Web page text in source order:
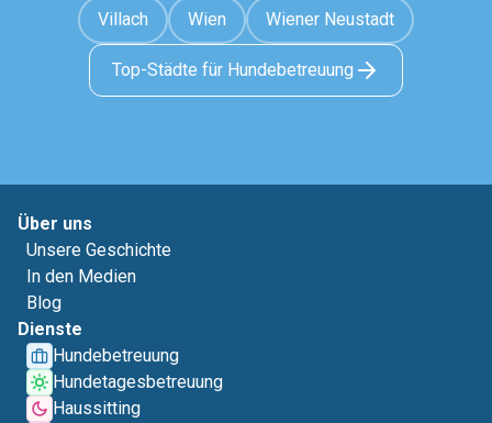
Villach Wien Wiener Neustadt
Top-Städte für Hundebetreuung
Über uns
Unsere Geschichte
In den Medien
Blog
Dienste
Hundebetreuung
Hundetagesbetreuung
Haussitting